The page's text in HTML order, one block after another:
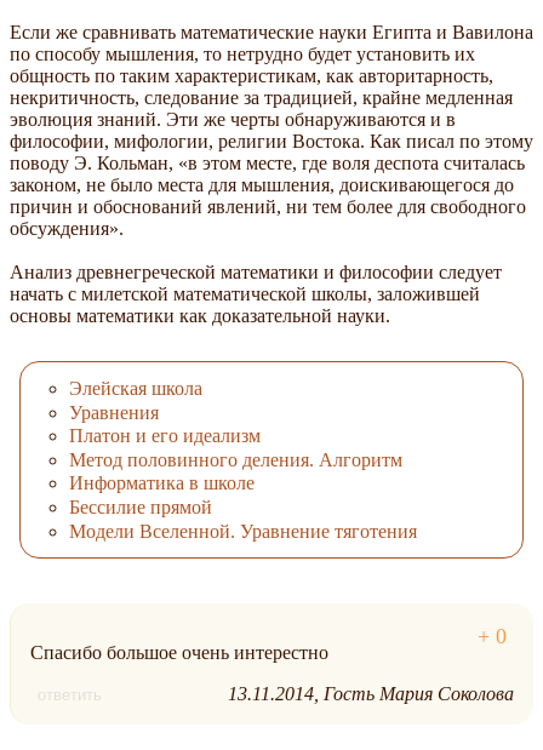
Если же сравнивать математические науки Египта и Вавилона
по способу мышления, то нетрудно будет установить их
общность по таким характеристикам, как авторитарность,
некритичность, следование за традицией, крайне медленная
эволюция знаний. Эти же черты обнаруживаются и в
философии, мифологии, религии Востока. Как писал по этому
поводу Э. Кольман, «в этом месте, где воля деспота считалась
законом, не было места для мышления, доискивающегося до
причин и обоснований явлений, ни тем более для свободного
обсуждения».
Анализ древнегреческой математики и философии следует
начать с милетской математической школы, заложившей
основы математики как доказательной науки.
Элейская школа
Уравнения
Платон и его идеализм
Метод половинного деления. Алгоритм
Информатика в школе
Бессилие прямой
Модели Вселенной. Уравнение тяготения
Спасибо большое очень интерестно
ответить 13.11.2014 Гость Мария Соколова